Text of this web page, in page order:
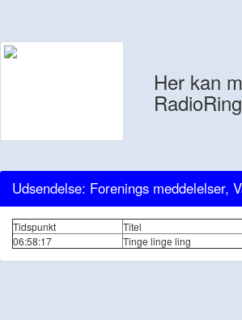
Her kan
Udsendelse: Forenings meddelelser,
Tidspunkt Titel
06:58:17
Tinge linge ling